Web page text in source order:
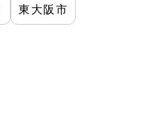
東大阪市